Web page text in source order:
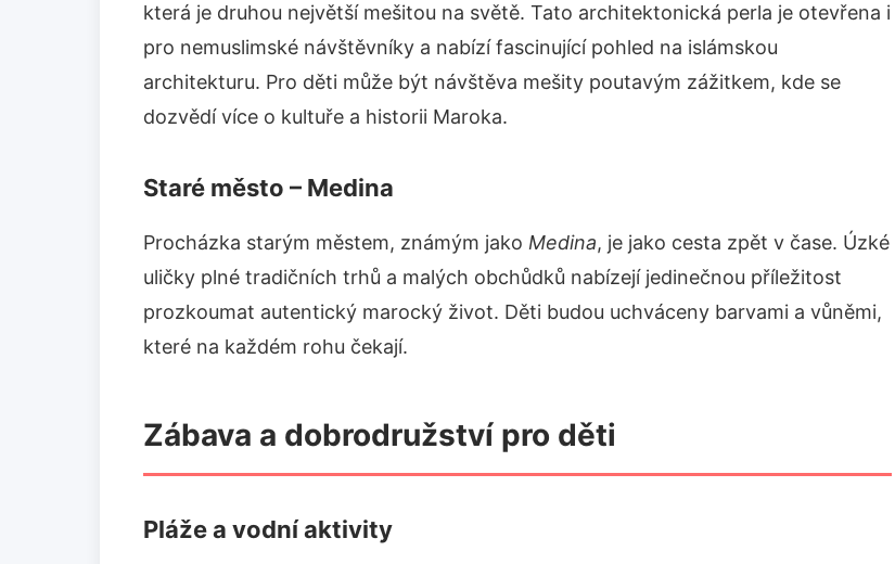
která je druhou největší mešitou na světě. Tato architektonická perla je otevřena i
pro nemuslimské návštěvníky a nabízí fascinující pohled na islámskou
architekturu. Pro děti může být návštěva mešity poutavým zážitkem, kde se
dozvědí více o kultuře a historii Maroka.
Staré město – Medina
Procházka starým městem, známým jako Medina, je jako cesta zpět v čase. Úzké
uličky plné tradičních trhů a malých obchůdků nabízejí jedinečnou příležitost
prozkoumat autentický marocký život. Děti budou uchváceny barvami a vůněmi,
které na každém rohu čekají.
Zábava a dobrodružství pro děti
Pláže a vodní aktivity